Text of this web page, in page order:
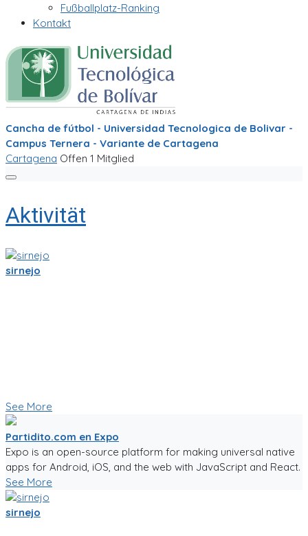
Fußballplatz-Ranking
Kontakt
Cancha de fútbol - Universidad Tecnologica de Bolivar -
Campus Ternera - Variante de Cartagena
Cartagena Offen 1 Mitglied
Aktivität
sirnejo
See More
Partidito.com en Expo
Expo is an open-source platform for making universal native
apps for Android, iOS, and the web with JavaScript and React.
See More
sirnejo